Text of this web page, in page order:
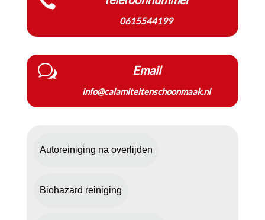
0615544199
w Email
info@calamiteitenschoonmaak.nl
Autoreiniging na overlijden
Biohazard reiniging